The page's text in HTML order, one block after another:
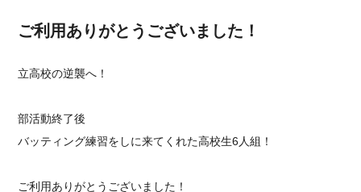
ご利用ありがとうございました！
立高校の逆襲へ！
部活動終了後
バッティング練習をしに来てくれた高校生6人組！
ご利用ありがとうございました！